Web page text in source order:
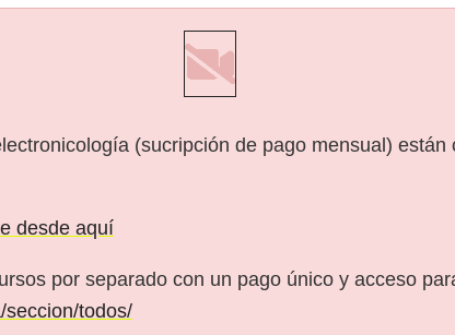
(sucripción de pago mensual) están
desde aquí
por separado con un pago único y acceso
seccion/todos/